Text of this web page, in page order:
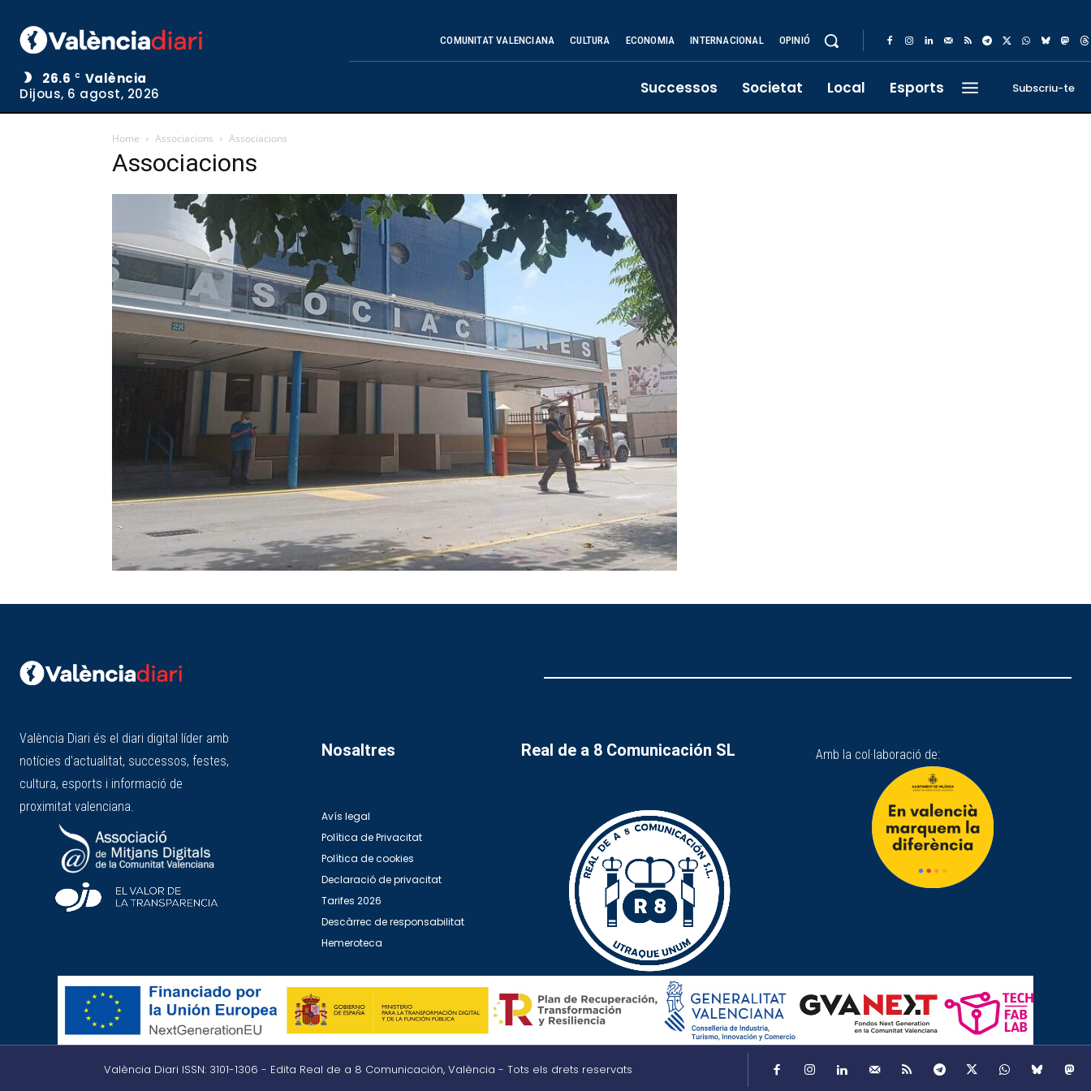
26.6 C
València
Dijous, 6 agost, 2026
COMUNITAT VALENCIANA CULTURA ECONOMIA INTERNACIONAL OPINIÓ
Successos Societat Local Esports Subscriu-te
Home Associacions Associacions
Associacions
València Diari és el diari digital líder amb
notícies d'actualitat, successos, festes,
cultura, esports i informació de
proximitat valenciana.
Nosaltres
Avís legal
Política de Privacitat
Política de cookies
Declaració de privacitat
Tarifes 2026
Descàrrec de responsabilitat
Hemeroteca
Real de a 8 Comunicación SL Amb la col·laboració de:
València Diari ISSN: 3101-1306 - Edita Real de a 8 Comunicación, València - Tots els drets reservats